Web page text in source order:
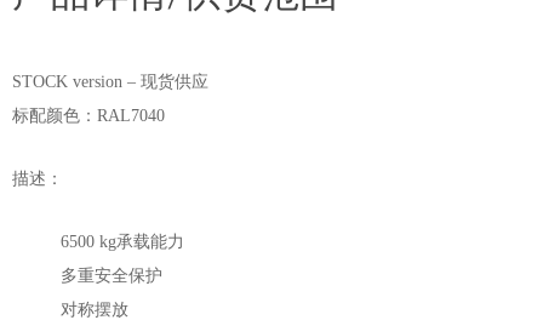
STOCK version – 现货供应
标配颜色：RAL7040
描述：
6500 kg承载能力
多重安全保护
对称摆放